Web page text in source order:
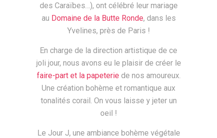
des Caraïbes…), ont célébré leur mariage
au Domaine de la Butte Ronde, dans les
Yvelines, près de Paris !
En charge de la direction artistique de ce
joli jour, nous avons eu le plaisir de créer le
faire-part et la papeterie de nos amoureux.
Une création bohème et romantique aux
tonalités corail. On vous laisse y jeter un
oeil !
Le Jour J, une ambiance bohème végétale